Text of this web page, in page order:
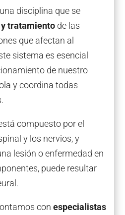
disciplina que se
tratamientode las
que afectan al
sistema es esencial
de nuestro
y coordina todas
compuesto por el
y los nervios, y
lesión o enfermedad en
puede resultar
con especialistas